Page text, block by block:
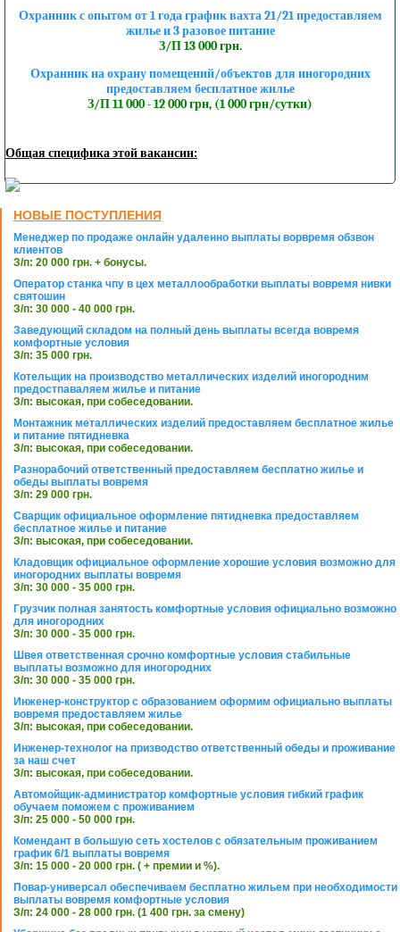
Охранник с опытом от 1 года график вахта 21/21 предоставляем
жилье и 3 разовое питание
З/П 13 000 грн.
Охранник на охрану помещений/объектов для иногородних
предоставляем бесплатное жилье
З/П 11 000 - 12 000 грн, (1 000 грн/сутки)
Общая специфика этой вакансии:
НОВЫЕ ПОСТУПЛЕНИЯ
Менеджер по продаже онлайн удаленно выплаты ворвремя обзвон
клиентов
З/п: 20 000 грн. + бонусы.
Оператор станка чпу в цех металлообработки выплаты вовремя нивки
святошин
З/п: 30 000 - 40 000 грн.
Заведующий складом на полный день выплаты всегда вовремя
комфортные условия
З/п: 35 000 грн.
Котельщик на производство металлических изделий иногородним
предостпаваляем жилье и питание
З/п: высокая, при собеседовании.
Монтажник металлических изделий предоставляем бесплатное жилье
и питание пятидневка
З/п: высокая, при собеседовании.
Разнорабочий ответственный предоставляем бесплатно жилье и
обеды выплаты вовремя
З/п: 29 000 грн.
Сварщик официальное оформление пятидневка предоставляем
бесплатное жилье и питание
З/п: высокая, при собеседовании.
Кладовщик официальное оформление хорошие условия возможно для
иногородних выплаты вовремя
З/п: 30 000 - 35 000 грн.
Грузчик полная занятость комфортные условия официально возможно
для иногородних
З/п: 30 000 - 35 000 грн.
Швея ответственная срочно комфортные условия стабильные
выплаты возможно для иногородних
З/п: 30 000 - 35 000 грн.
Инженер-конструктор с образованием оформим официально выплаты
вовремя предоставляем жилье
З/п: высокая, при собеседовании.
Инженер-технолог на призводство ответственный обеды и проживание
за наш счет
З/п: высокая, при собеседовании.
Автомойщик-администратор комфортные условия гибкий график
обучаем поможем с проживанием
З/п: 25 000 - 50 000 грн.
Комендант в большую сеть хостелов с обязательным проживанием
график 6/1 выплаты вовремя
З/п: 15 000 - 20 000 грн. ( + премии и %).
Повар-универсал обеспечиваем бесплатно жильем при необходимости
выплаты вовремя комфортные условия
З/п: 24 000 - 28 000 грн. (1 400 грн. за смену)